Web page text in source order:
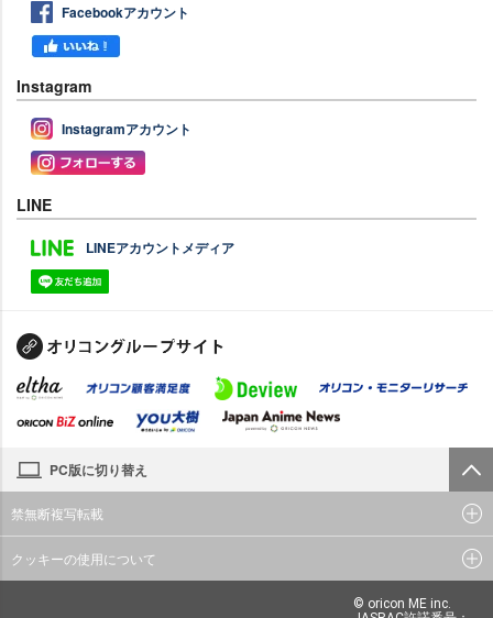
Facebookアカウント
Instagram
Instagramアカウント
LINE
LINEアカウントメディア
PC版に切り替え
禁無断複写転載
クッキーの使用について
© oricon ME inc.